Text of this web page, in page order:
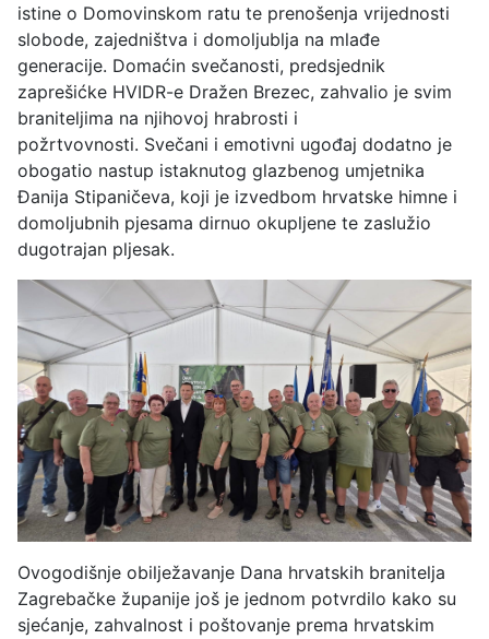
istine o Domovinskom ratu te prenošenja vrijednosti
slobode, zajedništva i domoljublja na mlađe
generacije. Domaćin svečanosti, predsjednik
zaprešićke HVIDR-e Dražen Brezec, zahvalio je svim
braniteljima na njihovoj hrabrosti i
požrtvovnosti. Svečani i emotivni ugođaj dodatno je
obogatio nastup istaknutog glazbenog umjetnika
Đanija Stipaničeva, koji je izvedbom hrvatske himne i
domoljubnih pjesama dirnuo okupljene te zaslužio
dugotrajan pljesak.
Ovogodišnje obilježavanje Dana hrvatskih branitelja
Zagrebačke županije još je jednom potvrdilo kako su
sjećanje, zahvalnost i poštovanje prema hrvatskim